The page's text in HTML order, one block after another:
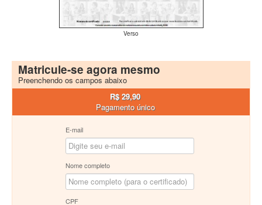
Verso
Matricule-se agora mesmo
Preenchendo os campos abaixo
R$ 29,90
Pagamento único
E-mail
Nome completo
CPF